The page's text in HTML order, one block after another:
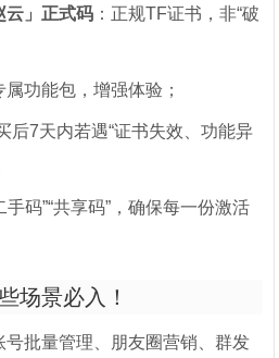
云」正式码 ：正规TF证书，非“破
属功能包，增强体验；
后7天内若遇“证书失效、功能异
手码”“共享码”，确保每一份激活
场景必入！
号批量管理、朋友圈营销、群发